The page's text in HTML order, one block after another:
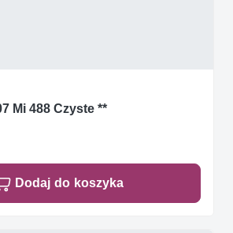
Mi 488 Czyste **
Dodaj do koszyka